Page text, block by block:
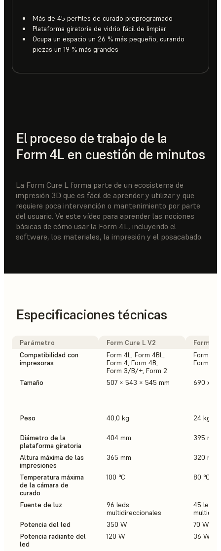
Más de 45 perfiles de curado preprogramado
Plataforma giratoria de vidrio fácil de limpiar
Ocupa un espacio un 26 % más pequeño, curando
piezas un 19 % más grandes
El proceso de trabajo de la
Form 4L en cuestión de minutos
La Form Cure L forma parte de un ecosistema de
impresión 3D que es fácil de aprender y utilizar y que
requiere poca intervención o mantenimiento por parte
del usuario. Ve este vídeo para aprender las nociones
básicas de cómo usar la Form 4L, incluyendo el
software, los materiales, la impresión y el posacabado.
Especificaciones técnicas
Parámetro Form Cure L V2
Form
Compatibilidad con
impresoras
Form 4L, Form 4BL,
Form 4, Form 4B,
Form 3/B/+, Form 2
Form 4,
Form 3/
Tamaño 507 × 543 × 545 mm 690 x
Peso 40,0 kg 24 kg
Diámetro de la
plataforma giratoria
404 mm 395 mm
Altura máxima de las
impresiones
365 mm 320 mm
Temperatura máxima
de la cámara de
curado
100 °C 80 °C
Fuente de luz
96 leds
multidireccionales
45 leds
Potencia del led
350 W
70 W
Potencia radiante del
led
120 W 36 W